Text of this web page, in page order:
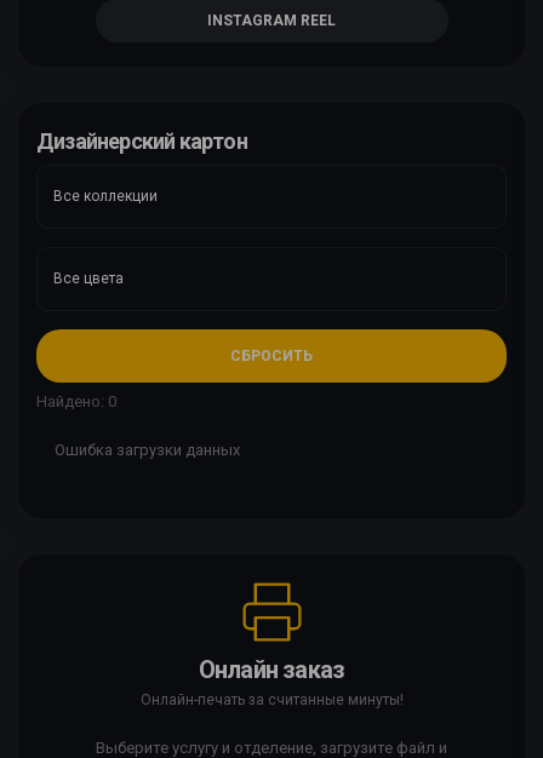
INSTAGRAM REEL
Дизайнерский картон
СБРОСИТЬ
Найдено: 0
Ошибка загрузки данных
Онлайн заказ
Онлайн-печать за считанные минуты!
Выберите услугу и отделение, загрузите файл и